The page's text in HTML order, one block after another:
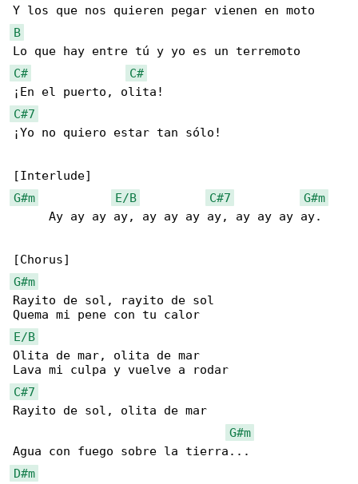
B
C#
C#
C#7
¡Yo no quiero estar tan sólo!
G#m
E/B C#7
G#m
     Ay ay ay ay, ay ay ay ay, ay ay ay ay.
G#m
Rayito de sol, rayito de sol
E/B
Olita de mar, olita de mar
C#7
Rayito de sol, olita de mar
G#m
D#m